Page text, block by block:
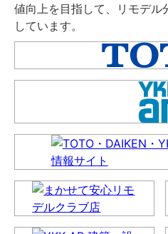
値向上を目指して、リモデ
しています。